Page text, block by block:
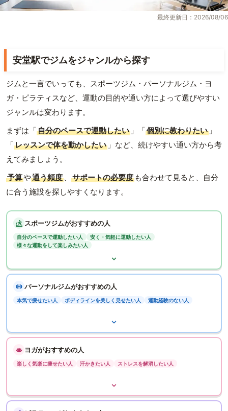
最終更新日：2026/08/06
安堂駅でジムをジャンルから探す
ジムと一言でいっても、スポーツジム・パーソナルジム・ヨ
ガ・ピラティスなど、運動の目的や通い方によって選びやすい
ジャンルは変わります。
まずは「自分のペースで運動したい 」「個別に教わりたい 」
「レッスンで体を動かしたい 」など、続けやすい通い方から考
えてみましょう。
予算や通う頻度 、 サポートの必要度 も合わせて見ると、自分
に合う施設を探しやすくなります。
スポーツジムがおすすめの人
自分のペースで運動したい人
安く・気軽に運動したい人
様々な運動をして楽しみたい人
パーソナルジムがおすすめの人
本気で痩せたい人 ボディラインを美しく見せたい人 運動経験のない人
ヨガがおすすめの人
楽しく気楽に痩せたい人 汗かきたい人 ストレスを解消したい人